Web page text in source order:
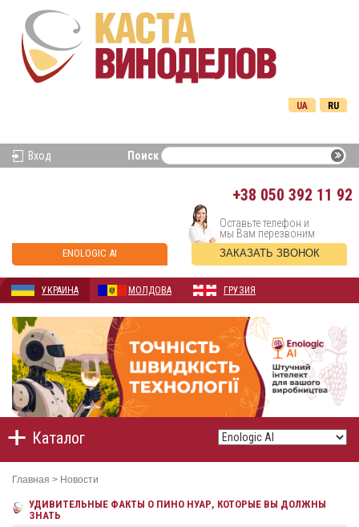
RU
UA
Вход Поиск
+38 050 392 11 92
ENOLOGIC AI
Оставьте телефон и
мы Вам перезвоним
ЗАКАЗАТЬ ЗВОНОК
УКРАИНА МОЛДОВА ГРУЗИЯ
Каталог
Главная > Новости
УДИВИТЕЛЬНЫЕ ФАКТЫ О ПИНО НУАР, КОТОРЫЕ ВЫ ДОЛЖНЫ
ЗНАТЬ